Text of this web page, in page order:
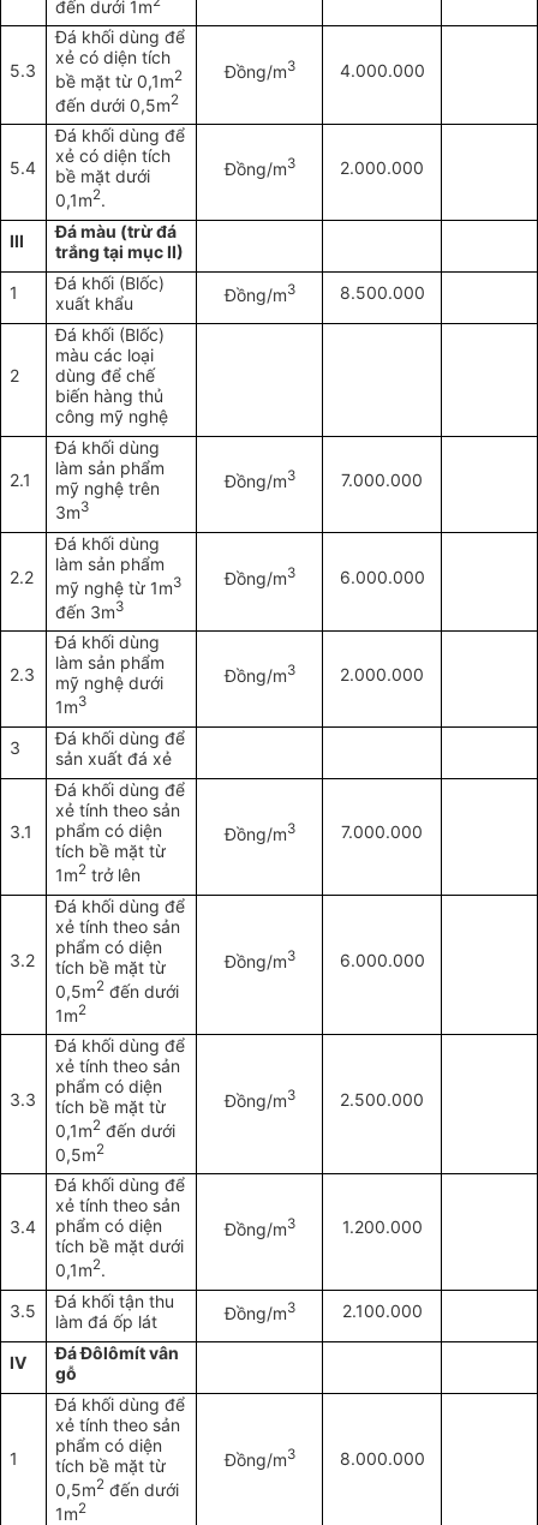
đến dưới 1m
5.3
Đá khối dùng để
xẻ có diện tích
bề mặt từ 0,1m2
đến dưới 0,5m2
Đồng/m3 4.000.000
5.4
Đá khối dùng để
xẻ có diện tích
bề mặt dưới
0,1m2.
Đồng/m3 2.000.000
III
Đá màu (trừ đá
trắng tại mục II)
1
Đá khối (Blốc)
xuất khẩu
Đồng/m3 8.500.000
2
Đá khối (Blốc)
màu các loại
dùng để chế
biến hàng thủ
công mỹ nghệ
2.1
Đá khối dùng
làm sản phẩm
mỹ nghệ trên
3m3
Đồng/m3 7.000.000
2.2
Đá khối dùng
làm sản phẩm
mỹ nghệ từ 1m3
đến 3m3
Đồng/m3 6.000.000
2.3
Đá khối dùng
làm sản phẩm
mỹ nghệ dưới
1m3
Đồng/m3 2.000.000
3
Đá khối dùng để
sản xuất đá xẻ
3.1
Đá khối dùng để
xẻ tính theo sản
phẩm có diện
tích bề mặt từ
1m2 trở lên
Đồng/m3 7.000.000
3.2
Đá khối dùng để
xẻ tính theo sản
phẩm có diện
tích bề mặt từ
0,5m2 đến dưới
1m2
Đồng/m3 6.000.000
3.3
Đá khối dùng để
xẻ tính theo sản
phẩm có diện
tích bề mặt từ
0,1m2 đến dưới
0,5m2
Đồng/m3 2.500.000
3.4
Đá khối dùng để
xẻ tính theo sản
phẩm có diện
tích bề mặt dưới
0,1m2.
Đồng/m3 1.200.000
3.5
Đá khối tận thu
làm đá ốp lát
Đồng/m3 2.100.000
IV
Đá Đôlômít vân
gỗ
1
Đá khối dùng để
xẻ tính theo sản
phẩm có diện
tích bề mặt từ
0,5m2 đến dưới
1m2
Đồng/m3 8.000.000